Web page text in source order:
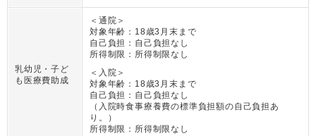
乳幼児・子ど
も医療費助成
＜通院＞
対象年齢： 18歳3月末まで
自己負担： 自己負担なし
所得制限： 所得制限なし
＜入院＞
対象年齢： 18歳3月末まで
自己負担： 自己負担なし
（ 入院時食事療養費の標準負担額の自己負担あ
り。
）
所得制限： 所得制限なし